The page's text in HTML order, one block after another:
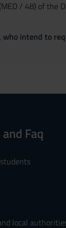
/ 48) of the
intend to
Faq
local